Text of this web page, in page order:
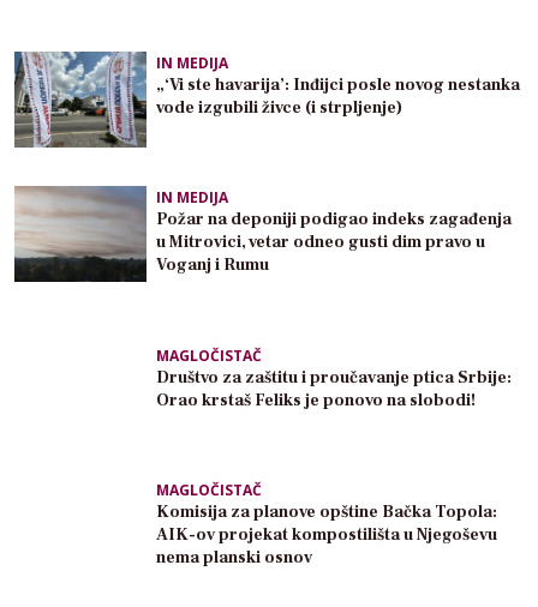
IN MEDIJA
„‘Vi ste havarija’: Inđijci posle novog nestanka
vode izgubili živce (i strpljenje)
IN MEDIJA
Požar na deponiji podigao indeks zagađenja
u Mitrovici, vetar odneo gusti dim pravo u
Voganj i Rumu
MAGLOČISTAČ
Društvo za zaštitu i proučavanje ptica Srbije:
Orao krstaš Feliks je ponovo na slobodi!
MAGLOČISTAČ
Komisija za planove opštine Bačka Topola:
AIK-ov projekat kompostilišta u Njegoševu
nema planski osnov